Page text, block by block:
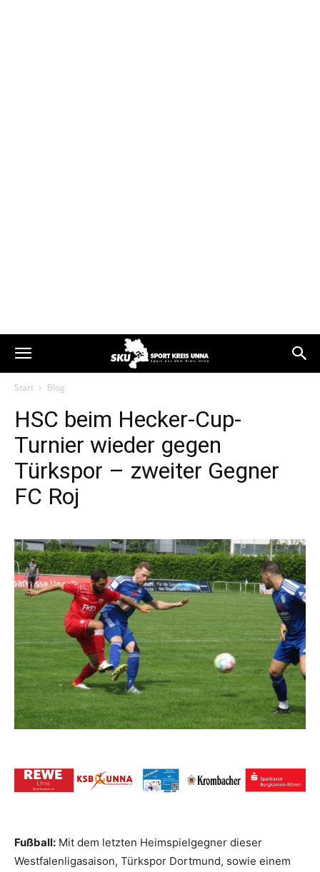
Start Blog
HSC beim Hecker-Cup-
Turnier wieder gegen
Türkspor – zweiter Gegner
FC Roj
Fußball: Mit dem letzten Heimspielgegner dieser
Westfalenligasaison, Türkspor Dortmund, sowie einem